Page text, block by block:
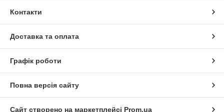
Контакти
Доставка та оплата
Графік роботи
Повна версія сайту
Сайт створено на маркетплейсі Prom.ua